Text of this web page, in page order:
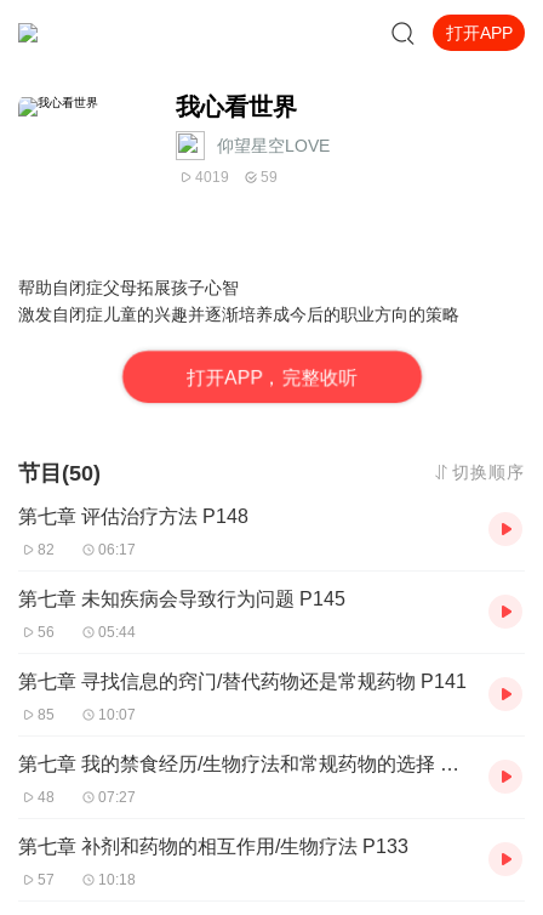
打开APP
我心看世界
仰望星空LOVE
4019 59
帮助自闭症父母拓展孩子心智
激发自闭症儿童的兴趣并逐渐培养成今后的职业方向的策略
打开APP，完整收听
节目(50) 切换顺序
第七章 评估治疗方法 P148
82 06:17
第七章 未知疾病会导致行为问题 P145
56 05:44
第七章 寻找信息的窍门/替代药物还是常规药物 P141
85 10:07
第七章 我的禁食经历/生物疗法和常规药物的选择 P137
48 07:27
第七章 补剂和药物的相互作用/生物疗法 P133
57 10:18